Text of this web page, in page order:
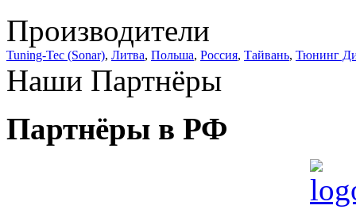
Производители
Tuning-Tec (Sonar), Литва, Польша, Россия, Тайвань, Тюнинг
Наши Партнёры
Партнёры в РФ